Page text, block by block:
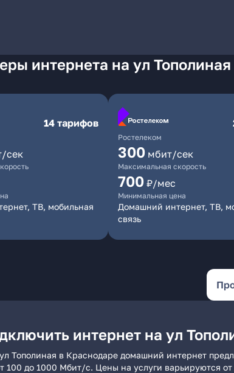
интернета на ул
14 тарифов
сек
ТВ, мобильная
Ростелеком
300 мбит/сек
Максимальная скорость
700 ₽/мес
Минимальная цена
Домашний интернет, ТВ,
связь
интернет на ул
Тополиная в Краснодаре домашний интернет
100 до 1000 Мбит/с. Цены на услуги варьируются